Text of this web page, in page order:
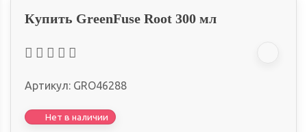
Купить GreenFuse Root 300 мл
Артикул: GRO46288
Нет в наличии